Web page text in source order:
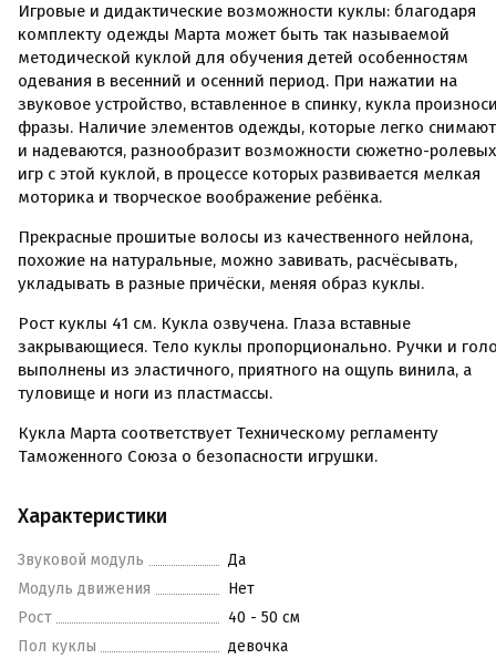
Игровые и дидактические возможности куклы: благодаря
комплекту одежды Марта может быть так называемой
методической куклой для обучения детей особенностям
одевания в весенний и осенний период. При нажатии на
звуковое устройство, вставленное в спинку, кукла
фразы. Наличие элементов одежды, которые легко
и надеваются, разнообразит возможности сюжетно-ролевых
игр с этой куклой, в процессе которых развивается мелкая
моторика и творческое воображение ребёнка.
Прекрасные прошитые волосы из качественного нейлона,
похожие на натуральные, можно завивать, расчёсывать,
укладывать в разные причёски, меняя образ куклы.
Рост куклы 41 см. Кукла озвучена. Глаза вставные
закрывающиеся. Тело куклы пропорционально. Ручки и
выполнены из эластичного, приятного на ощупь винила, а
туловище и ноги из пластмассы.
Кукла Марта соответствует Техническому регламенту
Таможенного Союза о безопасности игрушки.
Характеристики
Звуковой модуль
Да
Модуль движения
Нет
Рост
40 - 50 см
Пол куклы
девочка